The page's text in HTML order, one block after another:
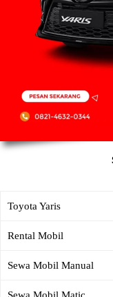
Toyota Yaris
Rental Mobil
Sewa Mobil Manual